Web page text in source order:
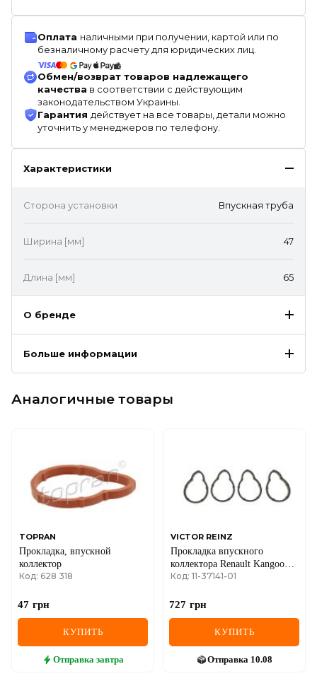
Оплата наличными при получении, картой или по
безналичному расчету для юридических лиц.
Обмен/возврат товаров надлежащего
качества в соответствии с действующим
законодательством Украины.
Гарантия действует на все товары, детали можно
уточнить у менеджеров по телефону.
Характеристики
Сторона установки Впускная труба
Ширина [мм] 47
Длина [мм] 65
О бренде
Больше информации
Аналогичные товары
TOPRAN
Прокладка, впускной
коллектор
Код: 628 318
47 грн
КУПИТЬ
Отправка завтра
VICTOR REINZ
Прокладка впускного
коллектора Renault Kangoo
1.4/1.6i 97- (к-кт),
Код: 11-37141-01
727 грн
КУПИТЬ
Отправка 10.08